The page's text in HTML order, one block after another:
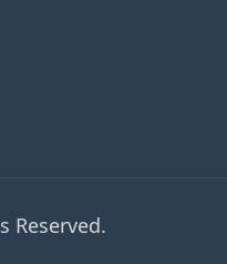
Reserved.